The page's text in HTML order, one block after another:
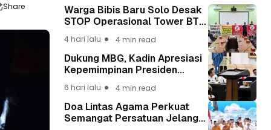
Share
Warga Bibis Baru Solo Desak
STOP Operasional Tower BTS,
Keselamatan Warga Lebih
Berharga
4 hari lalu 4 min read
Dukung MBG, Kadin Apresiasi
Kepemimpinan Presiden
6 hari lalu 4 min read
Doa Lintas Agama Perkuat
Semangat Persatuan Jelang